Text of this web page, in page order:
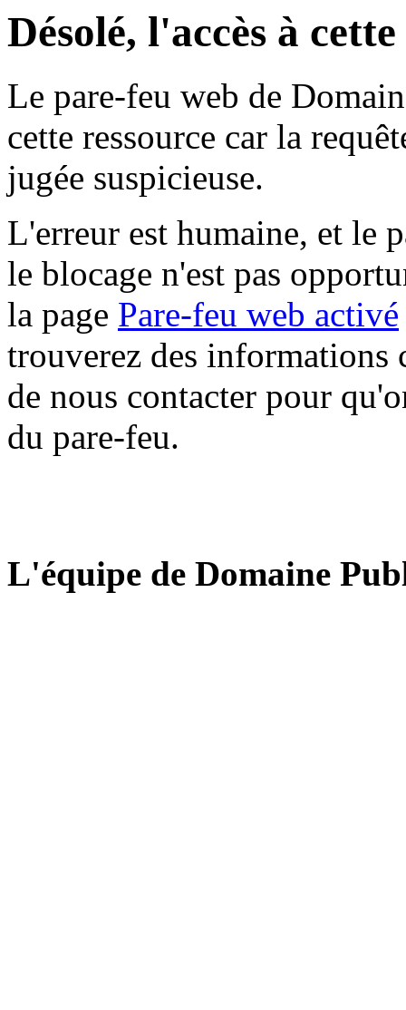
Désolé, l'accès à
Le pare-feu web de
cette ressource car la
jugée suspicieuse.
L'erreur est humaine, et le
le blocage n'est pas
la page Pare-feu web activé
trouverez des informations
de nous contacter pour
du pare-feu.
L'équipe de Domaine